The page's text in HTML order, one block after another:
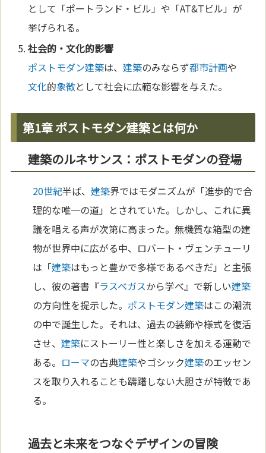
として「ポートランド・ビル」や「AT&Tビル」が
挙げられる。
社会的・文化的影響
ポストモダン建築は、建築のみならず都市計画や
文化的象徴として社会に広範な影響を与えた。
第1章 ポストモダン建築とは何か
建築のルネサンス：ポストモダンの登場
20世紀半ば、建築界ではモダニズムが「進歩的で合
理的な唯一の道」とされていた。しかし、これに異
議を唱える声が次第に高まった。無機質な箱型の建
物が世界中に広がる中、ロバート・ヴェンチューリ
は「建築はもっと豊かで多様であるべきだ」と主張
し、彼の著書『ラスベガスから学べ』で新しい建築
の方向性を提示した。 ポストモダン建築はこの潮流
の中で誕生した。それは、過去の装飾や様式を復活
させ、建築にストーリー性と楽しさを加える運動で
ある。 ローマの古典建築やゴシック建築のエッセン
スを取り入れることも躊躇しない大胆さが特徴であ
る。
過去と未来をつなぐデザインの冒険